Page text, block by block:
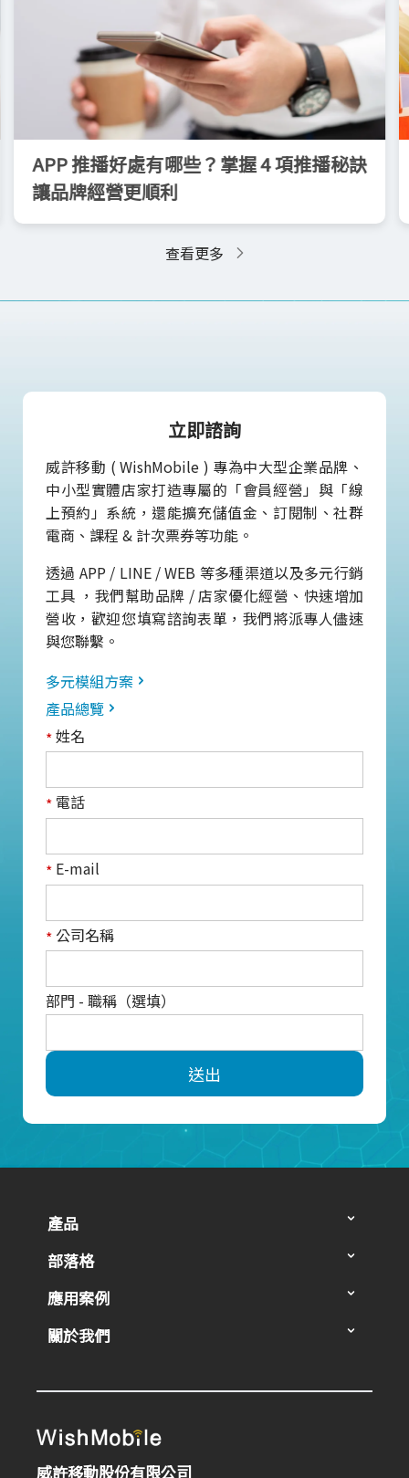
APP 推播好處有哪些？掌握 4 項推播秘訣
讓品牌經營更順利
查看更多
立即諮詢
威許移動 ( WishMobile ) 專為中大型企業品牌、
中小型實體店家打造專屬的「會員經營」與「線
上預約」系統，還能擴充儲值金、訂閱制、社群
電商、課程 & 計次票券等功能。
透過 APP / LINE / WEB 等多種渠道以及多元行銷
工具 ，我們幫助品牌 / 店家優化經營、快速增加
營收，歡迎您填寫諮詢表單，我們將派專人儘速
與您聯繫。
多元模組方案
產品總覽
*姓名
* 電話
* E-mail
* 公司名稱
部門 - 職稱（選填）
送出
產品
部落格
應用案例
關於我們
威許移動股份有限公司